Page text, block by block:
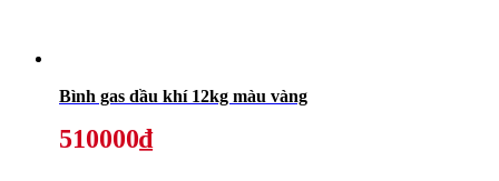
Bình gas dầu khí 12kg màu vàng
510000₫